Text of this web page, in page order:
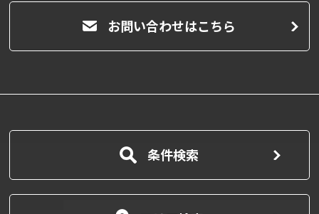
お問い合わせはこちら
条件検索